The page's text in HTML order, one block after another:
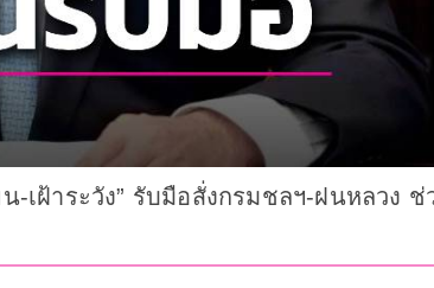
เฝ้าระวัง” รับมือสั่งกรมชลฯ-ฝนหลวง ช่